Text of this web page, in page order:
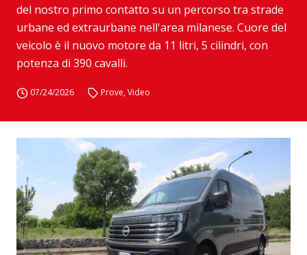
del nostro primo contatto su un percorso tra strade
urbane ed extraurbane nell'area milanese. Cuore del
veicolo è il nuovo motore da 11 litri, 5 cilindri, con
potenza di 390 cavalli.
07/24/2026 Prove,Video